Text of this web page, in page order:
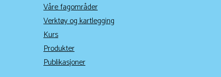
Våre fagområder
Verktøy og kartlegging
Kurs
Produkter
Publikasjoner